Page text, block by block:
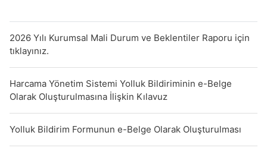
2026 Yılı Kurumsal Mali Durum ve Beklentiler Raporu için
tıklayınız.
Harcama Yönetim Sistemi Yolluk Bildiriminin e-Belge
Olarak Oluşturulmasına İlişkin Kılavuz
Yolluk Bildirim Formunun e-Belge Olarak Oluşturulması